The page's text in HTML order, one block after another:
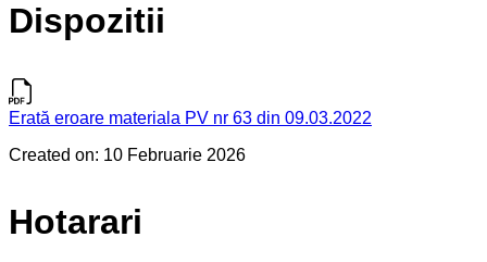
Dispozitii
Erată eroare materiala PV nr 63 din 09.03.2022
Created on: 10 Februarie 2026
Hotarari